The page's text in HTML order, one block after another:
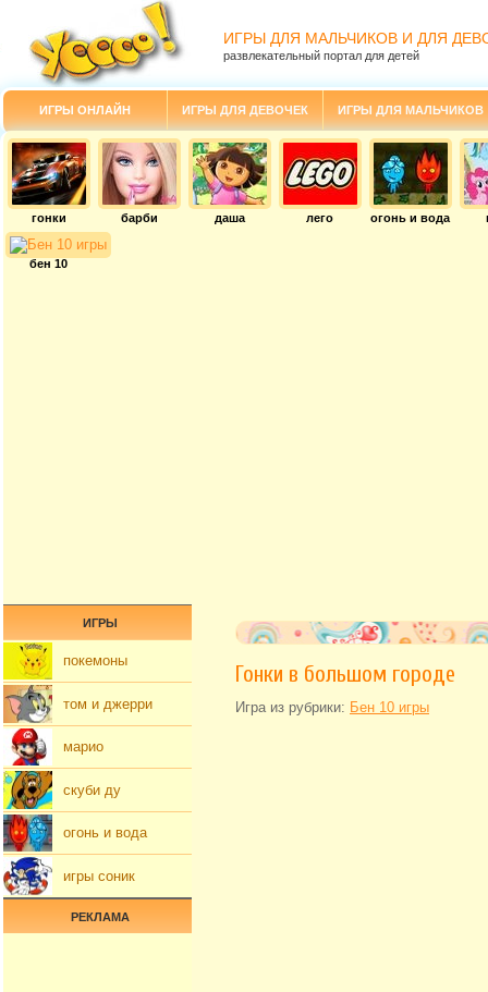
ИГРЫ ДЛЯ МАЛЬЧИКОВ И ДЛЯ
развлекательный портал для детей
ИГРЫ ОНЛАЙН ИГРЫ ДЛЯ ДЕВОЧЕК ИГРЫ ДЛЯ МАЛЬЧИКОВ
гонки барби даша лего огонь и вода
бен 10
Гонки в большом городе
Игра из рубрики: Бен 10 игры
ИГРЫ
покемоны
том и джерри
марио
скуби ду
огонь и вода
игры соник
РЕКЛАМА